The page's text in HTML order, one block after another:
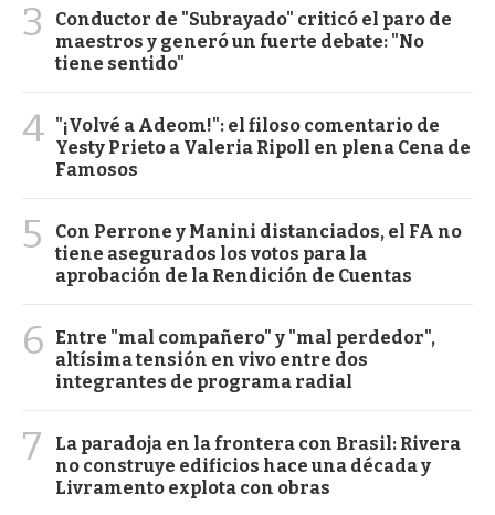
3
Conductor de "Subrayado" criticó el paro de
maestros y generó un fuerte debate: "No
tiene sentido"
4 "¡Volvé a Adeom!": el filoso comentario de
Yesty Prieto a Valeria Ripoll en plena Cena de
Famosos
5
Con Perrone y Manini distanciados, el FA no
tiene asegurados los votos para la
aprobación de la Rendición de Cuentas
6
Entre "mal compañero" y "mal perdedor",
altísima tensión en vivo entre dos
integrantes de programa radial
7
La paradoja en la frontera con Brasil: Rivera
no construye edificios hace una década y
Livramento explota con obras